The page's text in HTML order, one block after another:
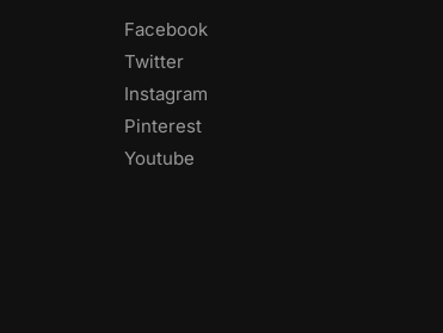
Facebook
Twitter
Instagram
Pinterest
Youtube